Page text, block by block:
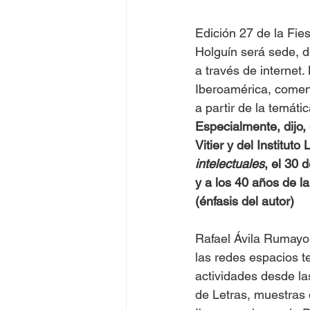
Edición 27 de la
Holguín será sede,
a través de
Iberoamérica,
a partir de la
Especialmente,
Vitier y del Instituto
intelectuales, el 30
y a los 40 años de
(énfasis del autor)
Rafael Ávila
las redes espacios
actividades desde
de Letras,